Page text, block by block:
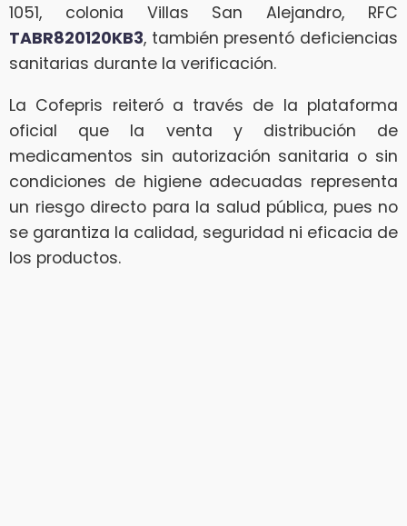
1051, colonia Villas San Alejandro, RFC
TABR820120KB3, también presentó deficiencias
sanitarias durante la verificación.
La Cofepris reiteró a través de la plataforma
oficial que la venta y distribución de
medicamentos sin autorización sanitaria o sin
condiciones de higiene adecuadas representa
un riesgo directo para la salud pública, pues no
se garantiza la calidad, seguridad ni eficacia de
los productos.